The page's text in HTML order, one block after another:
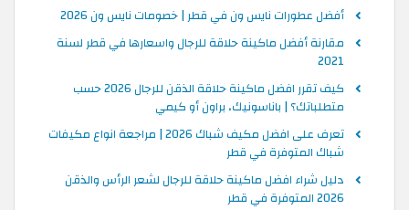
أفضل عطورات نايس ون في قطر | خصومات نايس ون 2026
مقارنة أفضل ماكينة حلاقة للرجال واسعارها في قطر لسنة
2021
كيف تقرر افضل ماكينة حلاقة الذقن للرجال 2026 حسب
متطلباتك؟ | باناسونيك، براون أو كيمي
تعرف على افضل مكيف شباك 2026 | مراجعة انواع مكيفات
شباك المتوفرة في قطر
دليل شراء افضل ماكينة حلاقة للرجال لشعر الرأس والذقن
2026 المتوفرة في قطر